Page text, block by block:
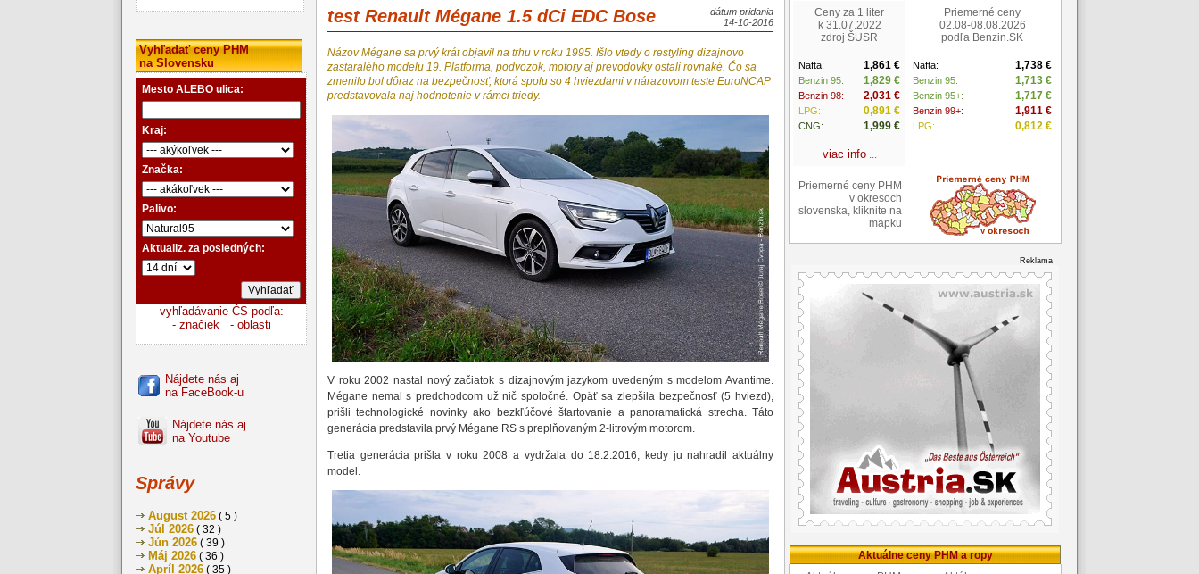
Vyhľadať ceny PHM
na Slovensku
Mesto ALEBO ulica:
Kraj:
Značka:
Palivo:
Aktualiz. za posledných:
vyhľadávanie ČS podľa:
- značiek
- oblasti
Nájdete nás aj
na FaceBook-u
Nájdete nás aj
na Youtube
Správy
August 2026 ( 5 )
Júl 2026 ( 32 )
Jún 2026 ( 39 )
Máj 2026 ( 36 )
Apríl 2026 ( 35 )
test Renault Mégane 1.5 dCi EDC Bose
dátum pridania
14-10-2016
Názov Mégane sa prvý krát objavil na trhu v roku 1995. Išlo vtedy o restyling dizajnovo
zastaralého modelu 19. Platforma, podvozok, motory aj prevodovky ostali rovnaké. Čo sa
zmenilo bol dôraz na bezpečnosť, ktorá spolu so 4 hviezdami v nárazovom teste EuroNCAP
predstavovala naj hodnotenie v rámci triedy.
V roku 2002 nastal nový začiatok s dizajnovým jazykom uvedeným s modelom Avantime.
Mégane nemal s predchodcom už nič spoločné. Opäť sa zlepšila bezpečnosť (5 hviezd),
prišli technologické novinky ako bezkľúčové štartovanie a panoramatická strecha. Táto
generácia predstavila prvý Mégane RS s preplňovaným 2-litrovým motorom.
Tretia generácia prišla v roku 2008 a vydržala do 18.2.2016, kedy ju nahradil aktuálny
model.
Ceny za 1 liter
k 31.07.2022
zdroj ŠUSR
Nafta: 1,861 €
Benzin 95: 1,829 €
Benzin 98: 2,031 €
LPG: 0,891 €
CNG: 1,999 €
viac info...
Priemerné ceny
02.08-08.08.2026
podľa Benzin.SK
Nafta: 1,738 €
Benzin 95: 1,713 €
Benzin 95+: 1,717 €
Benzin 99+: 1,911 €
LPG: 0,812 €
Priemerné ceny PHM
v okresoch
slovenska, kliknite na
mapku
Reklama
Aktuálne ceny PHM a ropy